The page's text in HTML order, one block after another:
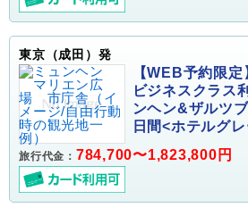
東京（成田）発
【WEB予約限
ビジネスクラス
ンヘン&ザルツ
日間<ホテルグ
旅行代金： 784,700〜1,823,800円